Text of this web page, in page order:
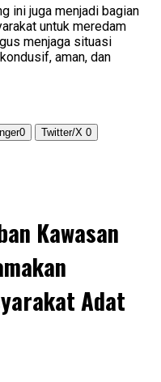
ini juga menjadi bagian
untuk meredam
menjaga situasi
aman, dan
0 Twitter/X 0
Kawasan
Adat